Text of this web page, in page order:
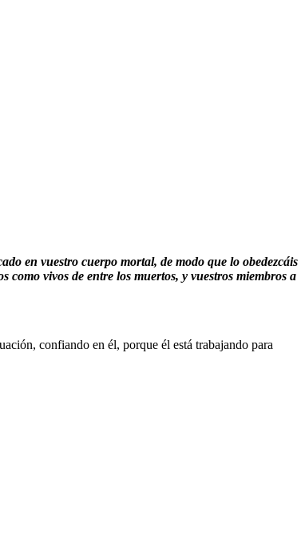
en vuestro cuerpo mortal, de modo que lo obedezcáis
como vivos de entre los muertos, y vuestros miembros a
confiando en él, porque él está trabajando para